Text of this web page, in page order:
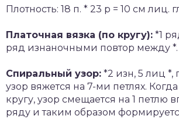
Плотность: 18 п. * 23 р = 10 см лиц.
Платочная вязка (по кругу): *1
ряд изнаночными повтор между *.
Спиральный узор: *2 изн, 5 лиц *,
узор вяжется на 7-ми петлях.
кругу, узор смещается на 1 петлю
ряду и таким образом